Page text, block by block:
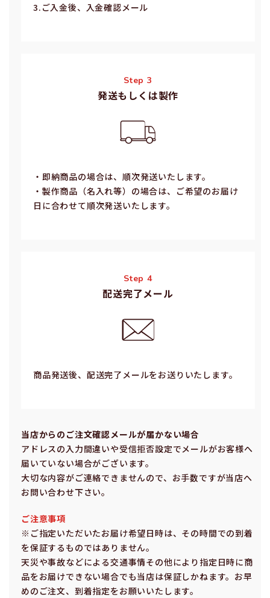
3.ご⼊⾦後、⼊⾦確認メール
Step 3
発送もしくは製作
・即納商品の場合は、順次発送いたします。
・製作商品（名⼊れ等）の場合は、ご希望のお届け
⽇に合わせて順次発送いたします。
Step 4
配送完了メール
商品発送後、配送完了メールをお送りいたします。
当店からのご注⽂確認メールが届かない場合
アドレスの⼊⼒間違いや受信拒否設定でメールがお客様へ
届いていない場合がございます。
⼤切な内容がご連絡できませんので、お⼿数ですが当店へ
お問い合わせ下さい。
ご注意事項
※ご指定いただいたお届け希望⽇時は、その時間での到着
を保証するものではありません。
天災や事故などによる交通事情その他により指定⽇時に商
品をお届けできない場合でも当店は保証しかねます。お早
めのご注⽂、到着指定をお願いいたします。